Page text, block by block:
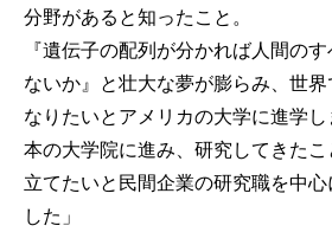
分野があると知ったこと。
『遺伝子の配列が分かれば人間の
ないか』と壮大な夢が膨らみ、世
なりたいとアメリカの大学に進学
本の大学院に進み、研究してきた
立てたいと民間企業の研究職を中
した」